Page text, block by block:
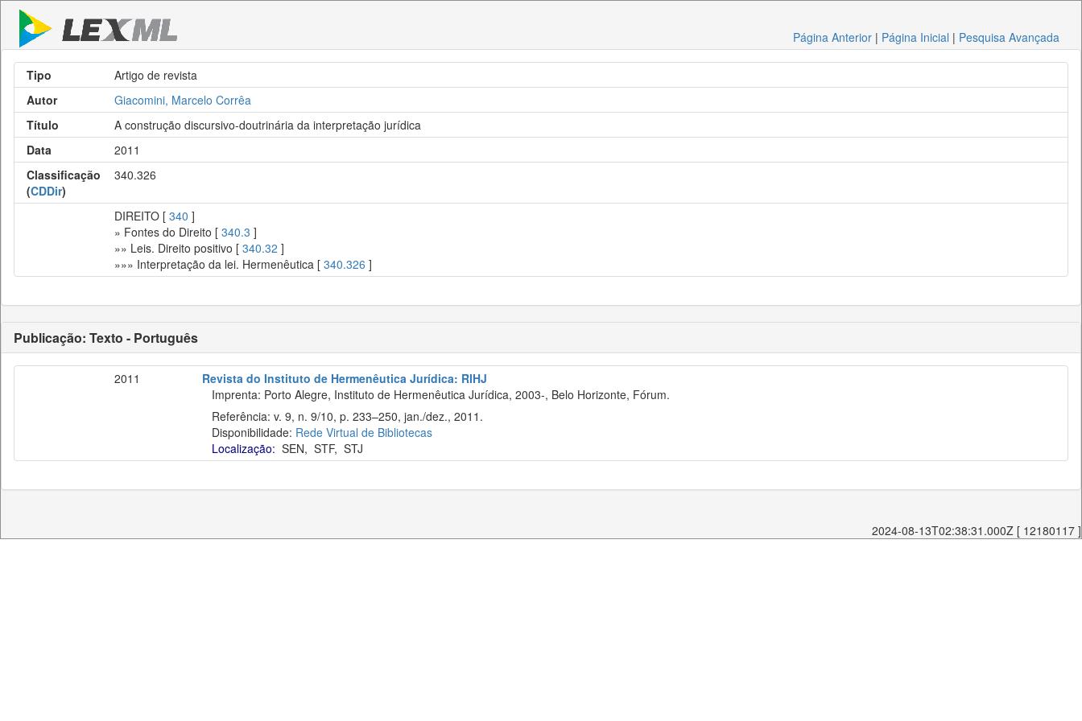
Página Anterior | Página Inicial | Pesquisa Avançada
Tipo
Artigo de revista
Autor
Giacomini, Marcelo Corrêa
Título
A construção discursivo-doutrinária da interpretação jurídica
Data
2011
Classificação
(CDDir)
340.326
DIREITO [ 340 ]
» Fontes do Direito [ 340.3 ]
»» Leis. Direito positivo [ 340.32 ]
»»» Interpretação da lei. Hermenêutica [ 340.326 ]
Publicação: Texto - Português
2011
Revista do Instituto de Hermenêutica Jurídica: RIHJ
Imprenta: Porto Alegre, Instituto de Hermenêutica Jurídica, 2003-, Belo Horizonte, Fórum.
Referência: v. 9, n. 9/10, p. 233–250, jan./dez., 2011.
Disponibilidade: Rede Virtual de Bibliotecas
Localização: SEN, STF, STJ
2024-08-13T02:38:31.000Z [ 12180117 ]